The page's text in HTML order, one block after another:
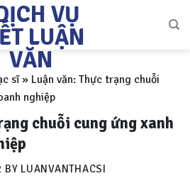
sĩ» Luận văn: Thực trạng chuỗi
nghiệp
chuỗi cung ứng xanh
BY LUANVANTHACSI